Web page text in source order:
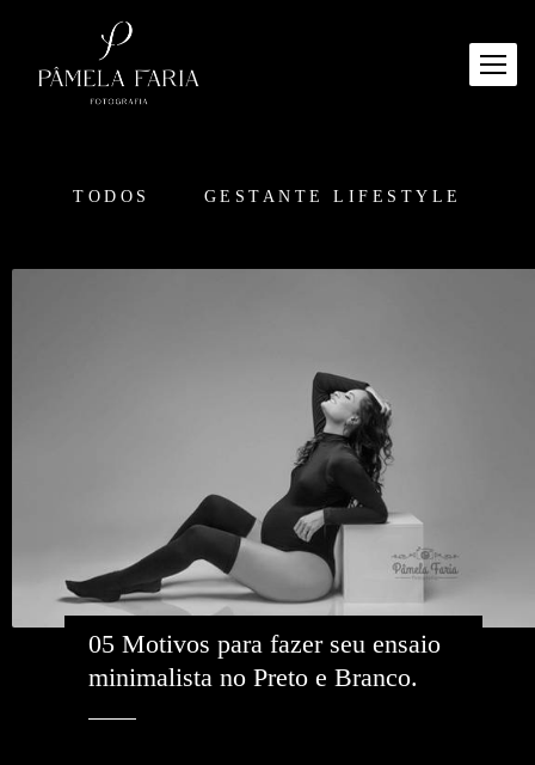
TODOS GESTANTE LIFESTYLE
05 Motivos para fazer seu ensaio
minimalista no Preto e Branco.